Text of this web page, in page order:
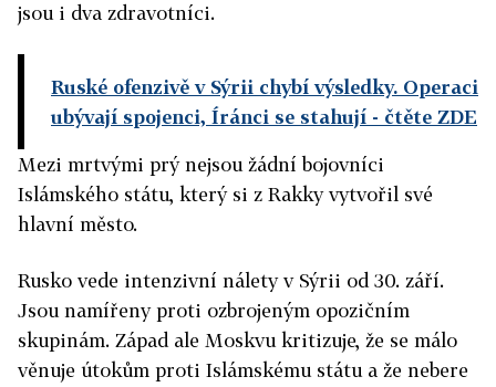
jsou i dva zdravotníci.
Ruské ofenzivě v Sýrii chybí výsledky. Operaci
ubývají spojenci, Íránci se stahují - čtěte ZDE
Mezi mrtvými prý nejsou žádní bojovníci
Islámského státu, který si z Rakky vytvořil své
hlavní město.
Rusko vede intenzivní nálety v Sýrii od 30. září.
Jsou namířeny proti ozbrojeným opozičním
skupinám. Západ ale Moskvu kritizuje, že se málo
věnuje útokům proti Islámskému státu a že nebere